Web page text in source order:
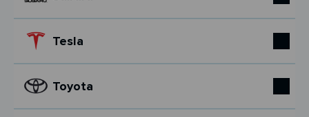
Tesla
Toyota